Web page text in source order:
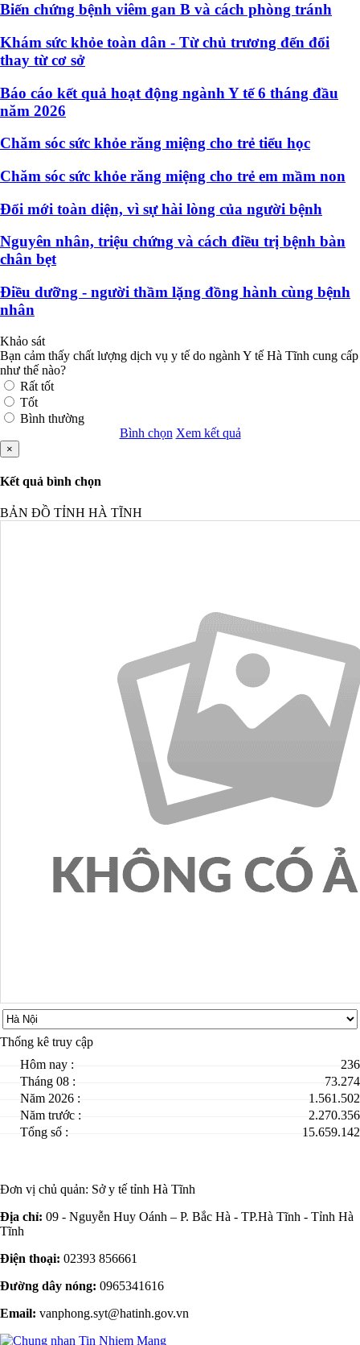
Biến chứng bệnh viêm gan B và cách phòng tránh
Khám sức khỏe toàn dân - Từ chủ trương đến đổi
thay từ cơ sở
Báo cáo kết quả hoạt động ngành Y tế 6 tháng đầu
năm 2026
Chăm sóc sức khỏe răng miệng cho trẻ tiểu học
Chăm sóc sức khỏe răng miệng cho trẻ em mầm non
Đổi mới toàn diện, vì sự hài lòng của người bệnh
Nguyên nhân, triệu chứng và cách điều trị bệnh bàn
chân bẹt
Điều dưỡng - người thầm lặng đồng hành cùng bệnh
nhân
Khảo sát
Bạn cảm thấy chất lượng dịch vụ y tế do ngành Y tế Hà Tĩnh cung cấp
như thế nào?
Rất tốt
Tốt
Bình thường
Bình chọn Xem kết quả
×
Kết quả bình chọn
BẢN ĐỒ TỈNH HÀ TĨNH
Thống kê truy cập
Hôm nay :
236
Tháng 08 :
73.274
Năm 2026 :
1.561.502
Năm trước :
2.270.356
Tổng số :
15.659.142
Đơn vị chủ quản: Sở y tế tỉnh Hà Tĩnh
Địa chỉ: 09 - Nguyễn Huy Oánh – P. Bắc Hà - TP.Hà Tĩnh - Tỉnh Hà
Tĩnh
Điện thoại: 02393 856661
Đường dây nóng: 0965341616
Email: vanphong.syt@hatinh.gov.vn